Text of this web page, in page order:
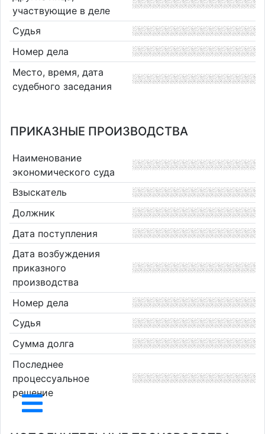
участвующие в деле
Судья
Номер дела
Место, время, дата
судебного заседания
ПРИКАЗНЫЕ ПРОИЗВОДСТВА
Наименование
экономического суда
Взыскатель
Должник
Дата поступления
Дата возбуждения
приказного
производства
Номер дела
Судья
Сумма долга
Последнее
процессуальное
решение